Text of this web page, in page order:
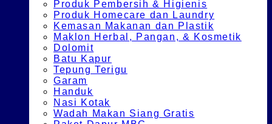
Produk Pembersih & Higienis
Produk Homecare dan Laundry
Kemasan Makanan dan Plastik
Maklon Herbal, Pangan, & Kosmetik
Dolomit
Batu Kapur
Tepung Terigu
Garam
Handuk
Nasi Kotak
Wadah Makan Siang Gratis